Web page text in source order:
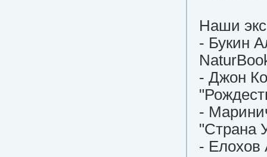
Наши
- Букин
- Джон
-
"Страна
- Елохов